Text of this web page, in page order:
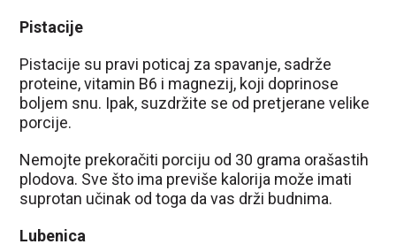
Pistacije
Pistacije su pravi poticaj za spavanje, sadrže
proteine, vitamin B6 i magnezij, koji doprinose
boljem snu. Ipak, suzdržite se od pretjerane velike
porcije.
Nemojte prekoračiti porciju od 30 grama orašastih
plodova. Sve što ima previše kalorija može imati
suprotan učinak od toga da vas drži budnima.
Lubenica